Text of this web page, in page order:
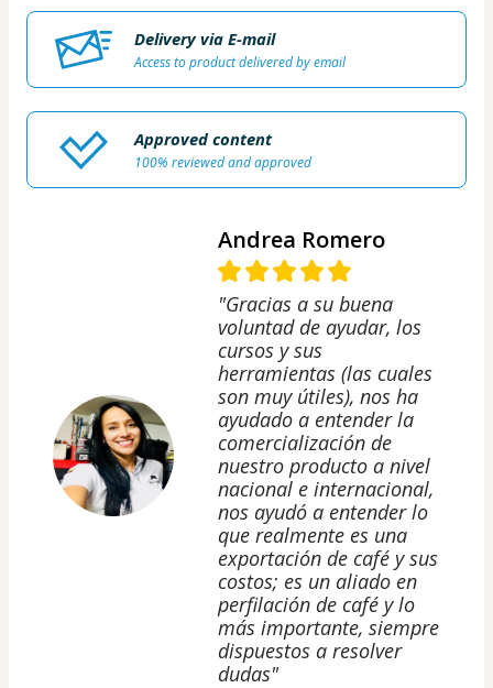
Delivery via E-mail
Access to product delivered by email
Approved content
100% reviewed and approved
Andrea Romero
"Gracias a su buena
voluntad de ayudar, los
cursos y sus
herramientas (las cuales
son muy útiles), nos ha
ayudado a entender la
comercialización de
nuestro producto a nivel
nacional e internacional,
nos ayudó a entender lo
que realmente es una
exportación de café y sus
costos; es un aliado en
perfilación de café y lo
más importante, siempre
dispuestos a resolver
dudas"